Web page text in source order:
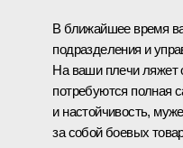
В ближайшее время
подразделения и
На ваши плечи ляжет
потребуются полная
и настойчивость,
за собой боевых